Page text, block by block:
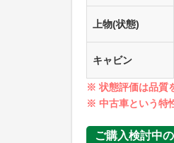
上物(状態)
キャビン
※ 状態評価は品質
※ 中古車という特
ご購入検討中